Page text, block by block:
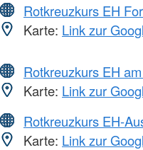
Rotkreuzkurs EH
Karte: Link zur
Rotkreuzkurs EH
Karte: Link zur
Rotkreuzkurs EH-
Karte: Link zur